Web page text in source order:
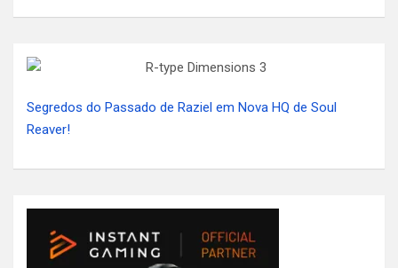
Segredos do Passado de Raziel em Nova HQ de Soul
Reaver!